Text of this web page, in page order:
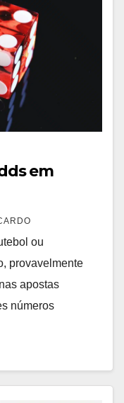
em
ou
provavelmente
apostas
números